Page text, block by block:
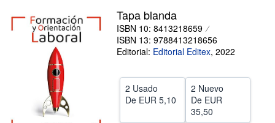
Comenzar a vender
Ayuda
Tapa blanda
ISBN 10: 8413218659
ISBN 13: 9788413218656
Editorial: Editorial Editex, 2022
2 Usado
De EUR 5,10
2 Nuevo
De EUR
35,50